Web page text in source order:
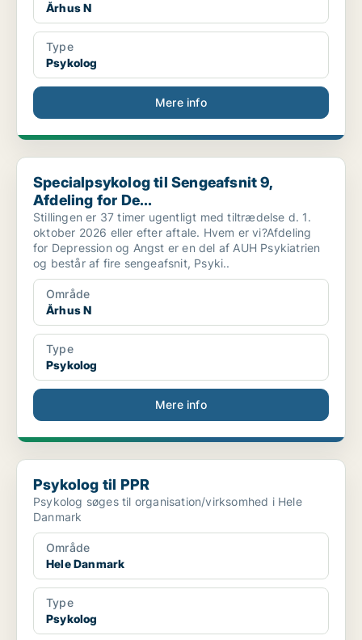
Århus N
Type
Psykolog
Mere info
Specialpsykolog til Sengeafsnit 9, Afdeling for De...
Specialpsykolog til Sengeafsnit 9,
Afdeling for De...
Stillingen er 37 timer ugentligt med tiltrædelse d. 1.
oktober 2026 eller efter aftale. Hvem er vi?Afdeling
for Depression og Angst er en del af AUH Psykiatrien
og består af fire sengeafsnit, Psyki..
Område
Århus N
Type
Psykolog
Mere info
Psykolog til PPR
Psykolog til PPR
Psykolog søges til organisation/virksomhed i Hele
Danmark
Område
Hele Danmark
Type
Psykolog